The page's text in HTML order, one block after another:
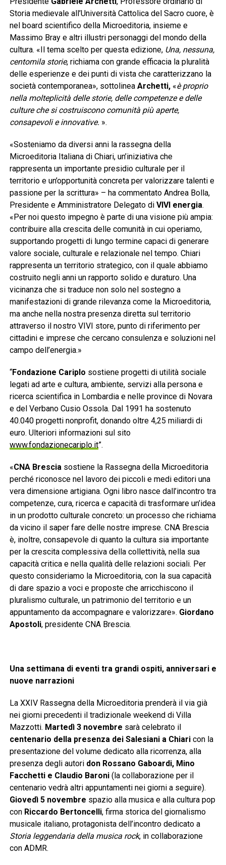
Storia medievale all’Università Cattolica del Sacro cuore, è
nel board scientifico della Microeditoria, insieme e
Massimo Bray e altri illustri personaggi del mondo della
cultura. «Il tema scelto per questa edizione, Una, nessuna,
centomila storie, richiama con grande efficacia la pluralità
delle esperienze e dei punti di vista che caratterizzano la
società contemporanea», sottolinea Archetti, «è proprio
nella molteplicità delle storie, delle competenze e delle
culture che si costruiscono comunità più aperte,
consapevoli e innovative. ».
«Sosteniamo da diversi anni la rassegna della
Microeditoria Italiana di Chiari, un’iniziativa che
rappresenta un importante presidio culturale per il
territorio e un’opportunità concreta per valorizzare talenti e
passione per la scrittura» – ha commentato Andrea Bolla,
Presidente e Amministratore Delegato di VIVI energia.
«Per noi questo impegno è parte di una visione più ampia:
contribuire alla crescita delle comunità in cui operiamo,
supportando progetti di lungo termine capaci di generare
valore sociale, culturale e relazionale nel tempo. Chiari
rappresenta un territorio strategico, con il quale abbiamo
costruito negli anni un rapporto solido e duraturo. Una
vicinanza che si traduce non solo nel sostegno a
manifestazioni di grande rilevanza come la Microeditoria,
ma anche nella nostra presenza diretta sul territorio
attraverso il nostro VIVI store, punto di riferimento per
cittadini e imprese che cercano consulenza e soluzioni nel
campo dell’energia.»
“Fondazione Cariplo sostiene progetti di utilità sociale
legati ad arte e cultura, ambiente, servizi alla persona e
ricerca scientifica in Lombardia e nelle province di Novara
e del Verbano Cusio Ossola. Dal 1991 ha sostenuto
40.040 progetti nonprofit, donando oltre 4,25 miliardi di
euro. Ulteriori informazioni sul sito
www.fondazionecariplo.it”.
«CNA Brescia sostiene la Rassegna della Microeditoria
perché riconosce nel lavoro dei piccoli e medi editori una
vera dimensione artigiana. Ogni libro nasce dall’incontro tra
competenze, cura, ricerca e capacità di trasformare un’idea
in un prodotto culturale concreto: un processo che richiama
da vicino il saper fare delle nostre imprese. CNA Brescia
è, inoltre, consapevole di quanto la cultura sia importante
per la crescita complessiva della collettività, nella sua
capacità critica e nella qualità delle relazioni sociali. Per
questo consideriamo la Microeditoria, con la sua capacità
di dare spazio a voci e proposte che arricchiscono il
pluralismo culturale, un patrimonio del territorio e un
appuntamento da accompagnare e valorizzare». Giordano
Apostoli, presidente CNA Brescia.
Una settimana di eventi tra grandi ospiti, anniversari e
nuove narrazioni
La XXIV Rassegna della Microeditoria prenderà il via già
nei giorni precedenti il tradizionale weekend di Villa
Mazzotti. Martedì 3 novembre sarà celebrato il
centenario della presenza dei Salesiani a Chiaricon la
presentazione del volume dedicato alla ricorrenza, alla
presenza degli autori don Rossano Gaboardi, Mino
Facchetti e Claudio Baroni(la collaborazione per il
centenario vedrà altri appuntamenti nei giorni a seguire).
Giovedì 5 novembre spazio alla musica e alla cultura pop
con Riccardo Bertoncelli, firma storica del giornalismo
musicale italiano, protagonista dell’incontro dedicato a
Storia leggendaria della musica rock, in collaborazione
con ADMR.